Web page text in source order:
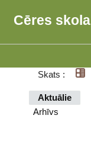
Cēres skola
Skats :
Aktuālie
Arhīvs